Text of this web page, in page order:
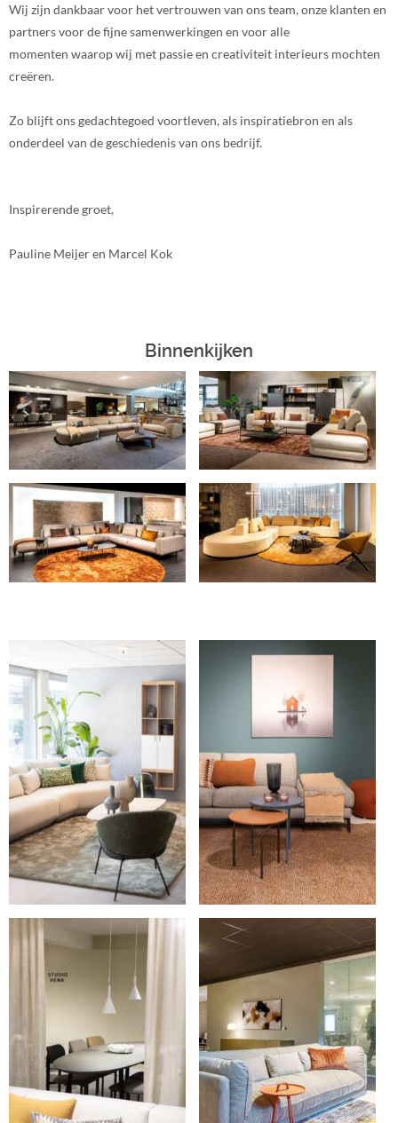
Wij zijn dankbaar voor het vertrouwen van ons team, onze klanten en
partners voor de fijne samenwerkingen en voor alle
momenten waarop wij met passie en creativiteit interieurs mochten
creëren.
Zo blijft ons gedachtegoed voortleven, als inspiratiebron en als
onderdeel van de geschiedenis van ons bedrijf.
Inspirerende groet,
Pauline Meijer en Marcel Kok
Binnenkijken